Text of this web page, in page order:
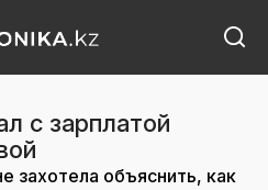
с зарплатой
захотела объяснить, как